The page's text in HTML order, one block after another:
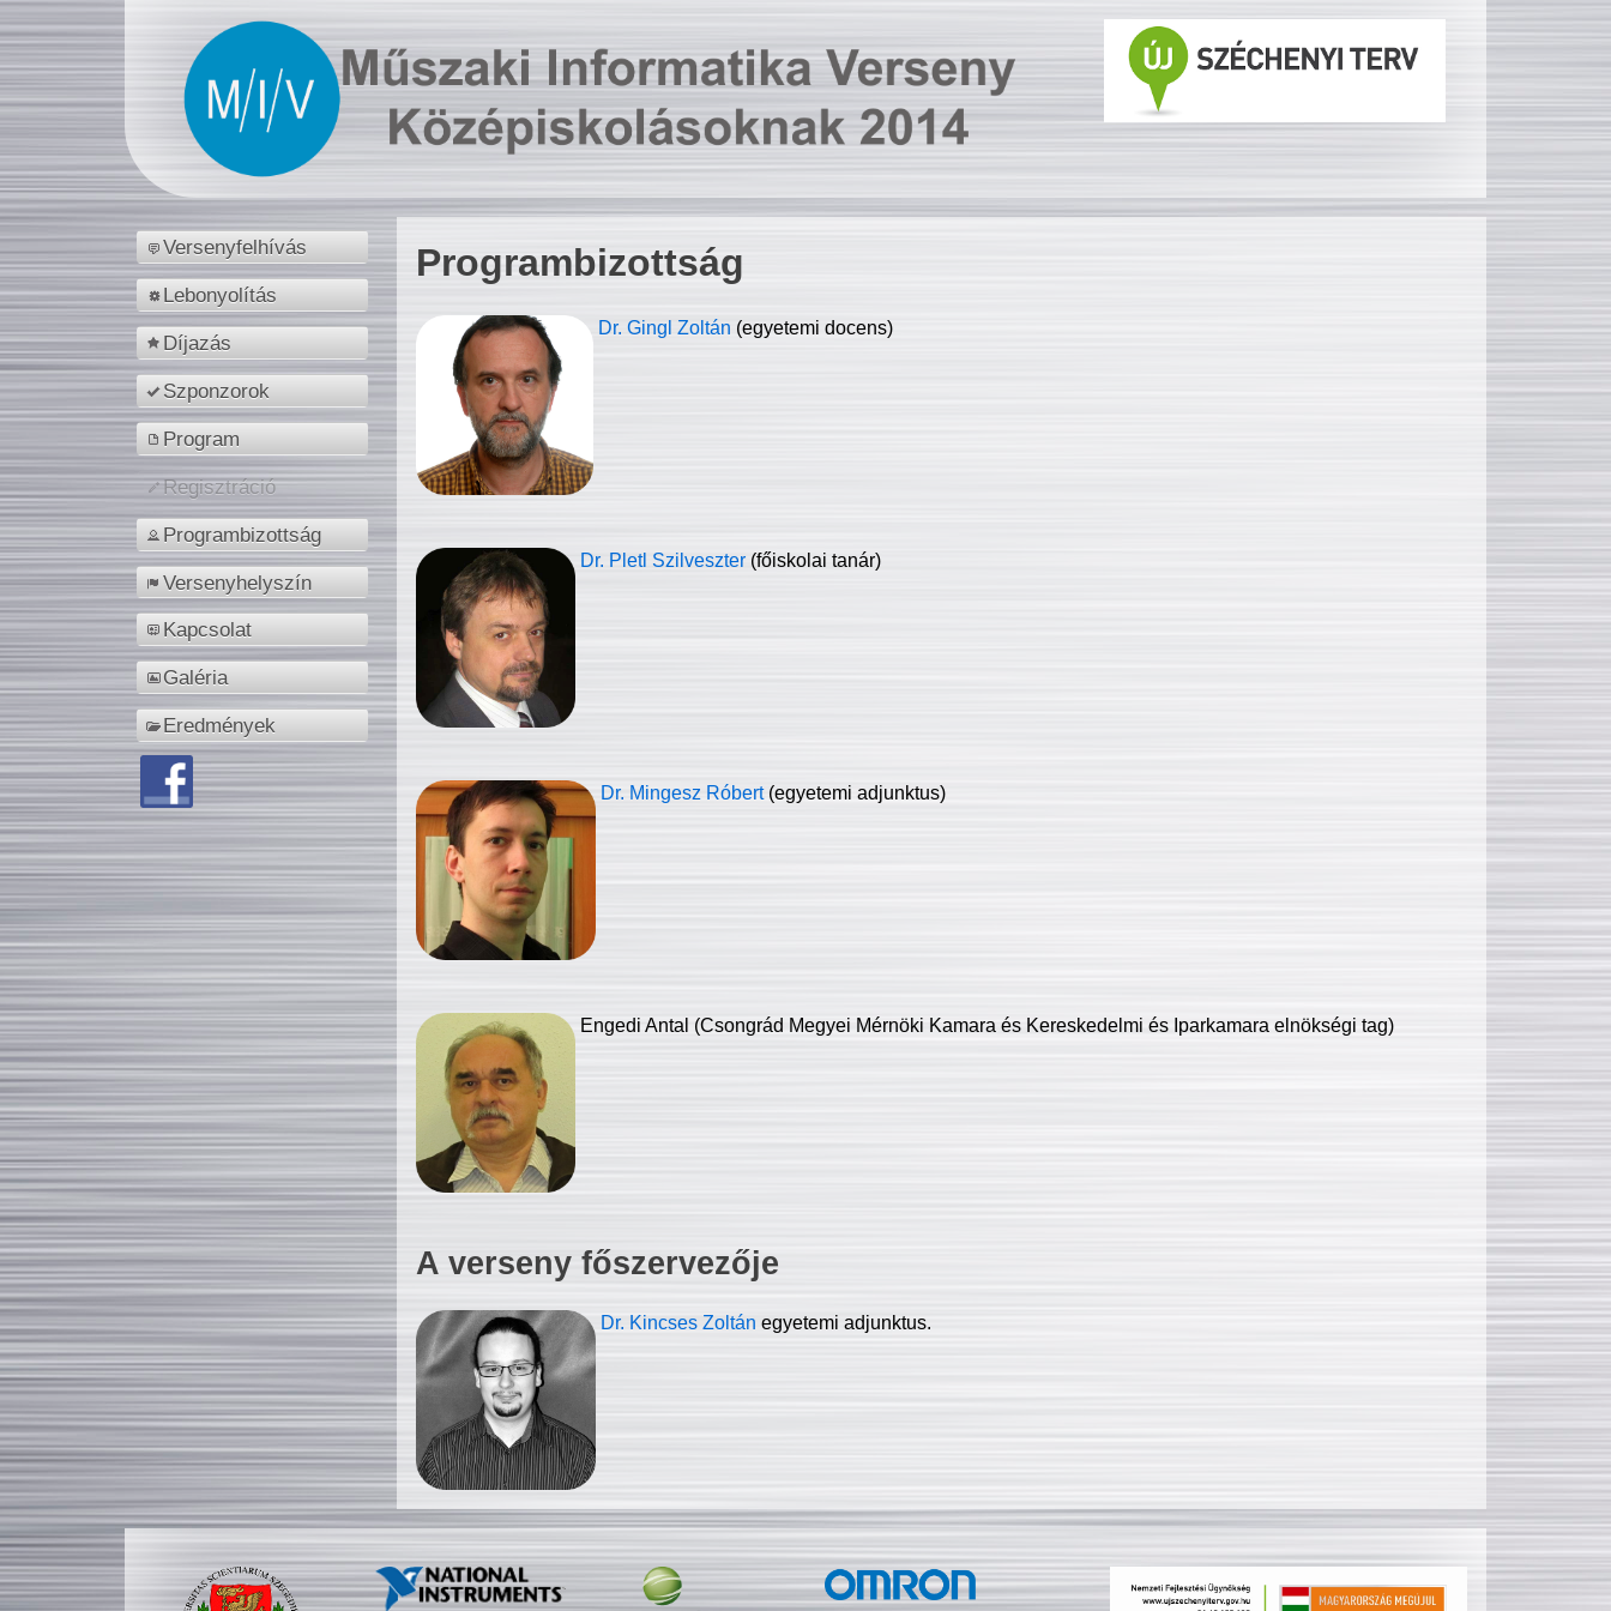
Versenyfelhívás
Lebonyolítás
Díjazás
Szponzorok
Program
Regisztráció
Programbizottság
Versenyhelyszín
Kapcsolat
Galéria
Eredmények
Programbizottság
Dr. Gingl Zoltán (egyetemi docens)
Dr. Pletl Szilveszter (főiskolai tanár)
Dr. Mingesz Róbert (egyetemi adjunktus)
Engedi Antal (Csongrád Megyei Mérnöki Kamara és Kereskedelmi és Iparkamara elnökségi tag)
A verseny főszervezője
Dr. Kincses Zoltán egyetemi adjunktus.